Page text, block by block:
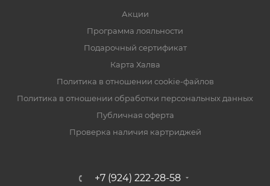
Акции
Программа лояльности
Подарочный сертификат
Карта Халва
Политика в отношении cookie-файлов
Политика в отношении обработки персональных данных
Публичная оферта
Проверка наличия картриджей
+7 (924) 222-28-58